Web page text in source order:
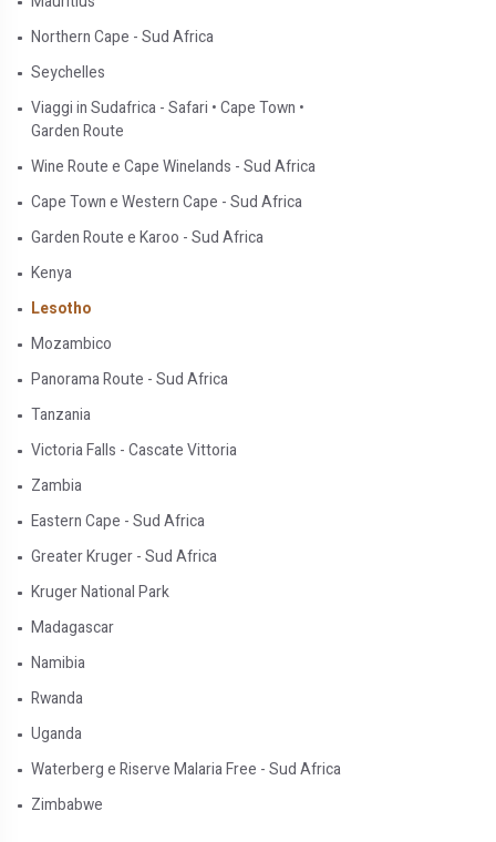
Northern Cape - Sud Africa
Seychelles
Viaggi in Sudafrica - Safari • Cape Town •
Garden Route
Wine Route e Cape Winelands - Sud Africa
Cape Town e Western Cape - Sud Africa
Garden Route e Karoo - Sud Africa
Kenya
Lesotho
Mozambico
Panorama Route - Sud Africa
Tanzania
Victoria Falls - Cascate Vittoria
Zambia
Eastern Cape - Sud Africa
Greater Kruger - Sud Africa
Kruger National Park
Madagascar
Namibia
Rwanda
Uganda
Waterberg e Riserve Malaria Free - Sud Africa
Zimbabwe